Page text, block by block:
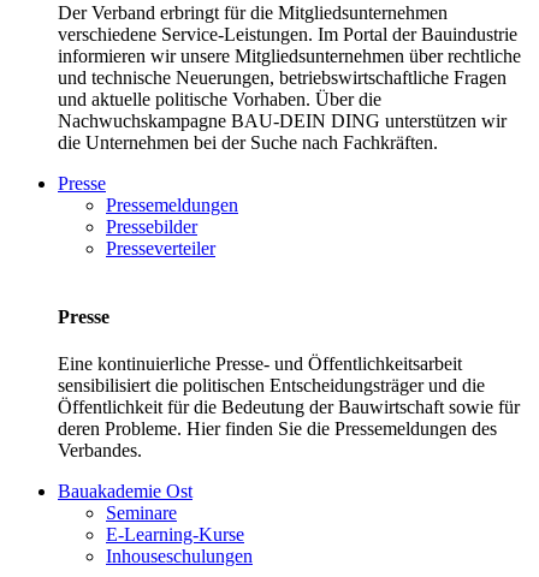
Der Verband erbringt für die Mitgliedsunternehmen
verschiedene Service-Leistungen. Im Portal der Bauindustrie
informieren wir unsere Mitgliedsunternehmen über rechtliche
und technische Neuerungen, betriebswirtschaftliche Fragen
und aktuelle politische Vorhaben. Über die
Nachwuchskampagne BAU-DEIN DING unterstützen wir
die Unternehmen bei der Suche nach Fachkräften.
Presse
Pressemeldungen
Pressebilder
Presseverteiler
Presse
Eine kontinuierliche Presse- und Öffentlichkeitsarbeit
sensibilisiert die politischen Entscheidungsträger und die
Öffentlichkeit für die Bedeutung der Bauwirtschaft sowie für
deren Probleme. Hier finden Sie die Pressemeldungen des
Verbandes.
Bauakademie Ost
Seminare
E-Learning-Kurse
Inhouseschulungen